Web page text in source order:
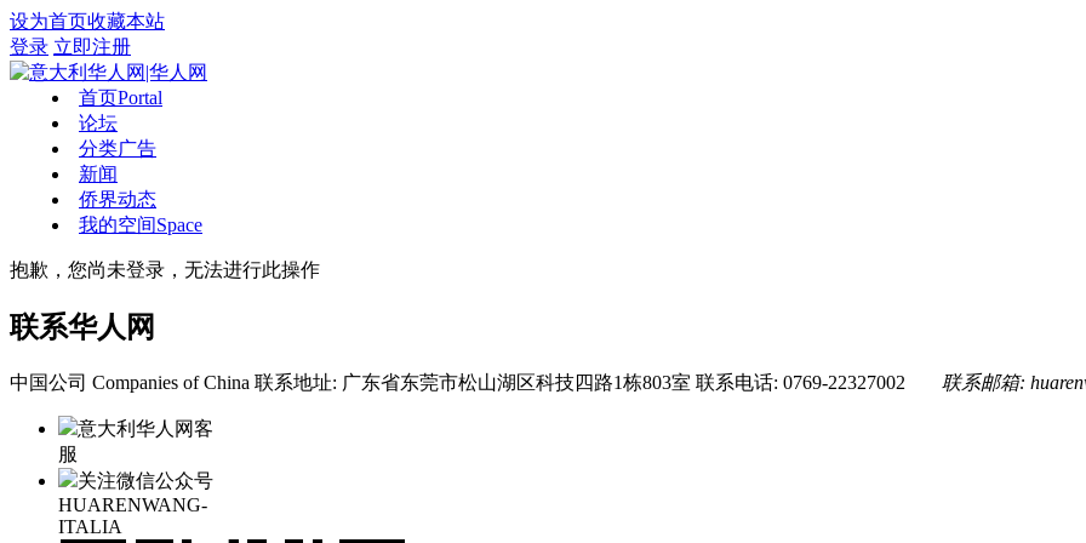
设为首页收藏本站
登录 立即注册
首页Portal
论坛
分类广告
新闻
侨界动态
我的空间Space
抱歉，您尚未登录，无法进行此操作
联系华人网
中国公司 Companies of China 联系地址: 广东省东莞市松山湖区科技四路1栋803室 联系电话: 0769-22327002 联系邮箱:
意大利华人网客
服
关注微信公众号
HUARENWANG-
ITALIA